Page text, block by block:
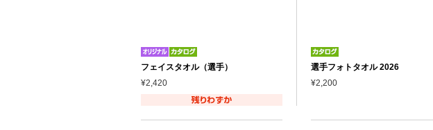
フェイスタオル（選手）
¥2,420
選手フォトタオル 2026
¥2,200